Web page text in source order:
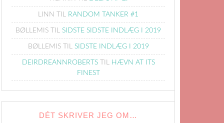
LINN TIL RANDOM TANKER #1
BØLLEMIS TIL SIDSTE SIDSTE INDLÆG I 2019
BØLLEMISTIL SIDSTE INDLÆG I 2019
DEIRDREANNROBERTSTIL HÆVN AT ITS
FINEST
DÉT SKRIVER JEG OM…